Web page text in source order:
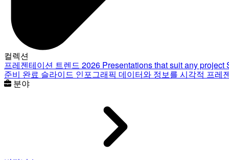
컬렉션
프레젠테이션 트렌드 2026 Presentations that suit any project
준비 완료 슬라이드 인포그래픽 데이터와 정보를 시각적 프레
분야